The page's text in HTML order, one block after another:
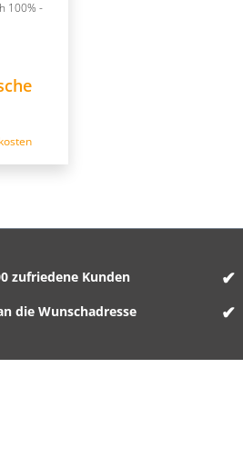
100% -
zufriedene Kunden
die Wunschadresse